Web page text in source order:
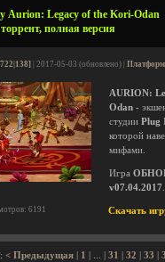
Aurion: Legacy of the Kori-Odan
полная версия
| 2017-05-03 (обновлено) |
AURION:
Odan -
студии Plug
которой
мифами.
Игра
v07.04.2017
Скачать
6191
< Предыдущая 1 31 32 33